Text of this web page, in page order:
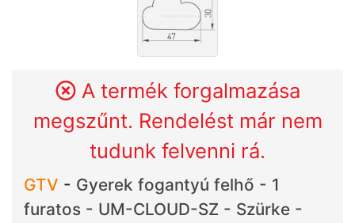
A termék forgalmazása
megszűnt. Rendelést már nem
tudunk felvenni rá.
GTV - Gyerek fogantyú felhő - 1
furatos - UM-CLOUD-SZ - Szürke -